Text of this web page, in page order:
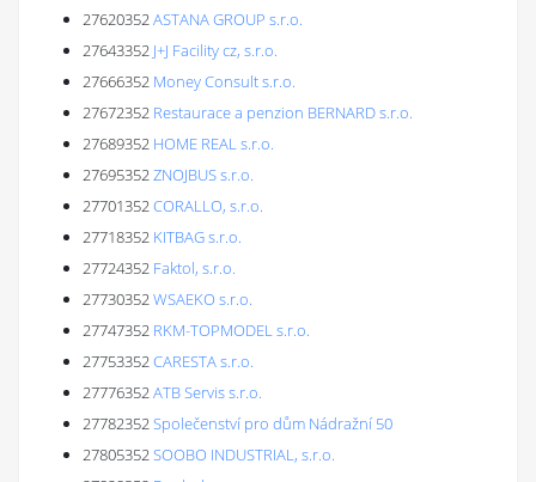
27620352ASTANA GROUP s.r.o.
27643352 J+J Facility cz, s.r.o.
27666352 Money Consult s.r.o.
27672352 Restaurace a penzion BERNARD s.r.o.
27689352 HOME REAL s.r.o.
27695352ZNOJBUS s.r.o.
27701352CORALLO, s.r.o.
27718352 KITBAG s.r.o.
27724352 Faktol, s.r.o.
27730352WSAEKO s.r.o.
27747352 RKM-TOPMODEL s.r.o.
27753352CARESTA s.r.o.
27776352ATB Servis s.r.o.
27782352Společenství pro dům Nádražní 50
27805352SOOBO INDUSTRIAL, s.r.o.